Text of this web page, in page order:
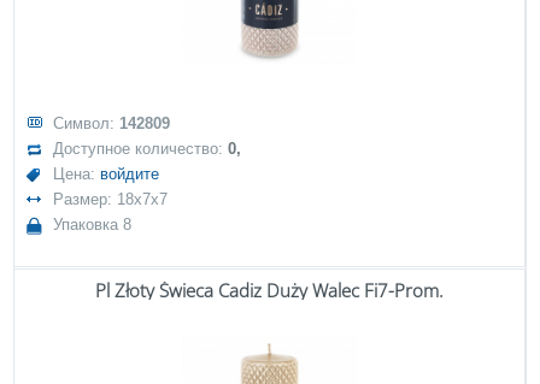
Символ: 142809
Доступное количество:0,
Цена: войдите
Размер: 18x7x7
Упаковка 8
Pl Złoty Świeca Cadiz Duży Walec Fi7-Prom.